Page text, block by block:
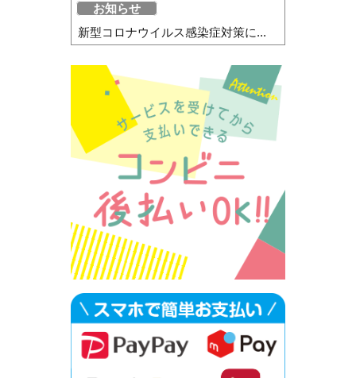
お知らせ
新型コロナウイルス感染症対策に...